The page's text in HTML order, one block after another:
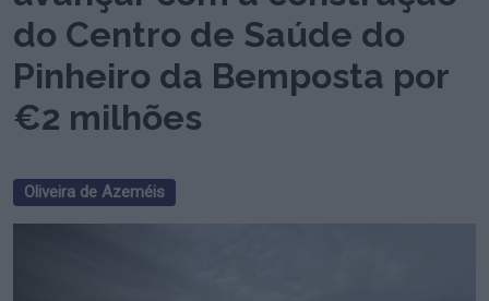
do Centro de Saúde do
Pinheiro da Bemposta por
€2 milhões
Oliveira de Azeméis